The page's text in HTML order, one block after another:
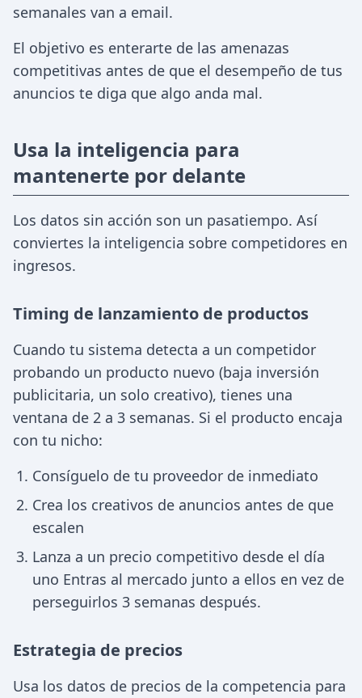
semanales van a email.
El objetivo es enterarte de las amenazas
competitivas antes de que el desempeño de tus
anuncios te diga que algo anda mal.
Usa la inteligencia para
mantenerte por delante
Los datos sin acción son un pasatiempo. Así
conviertes la inteligencia sobre competidores en
ingresos.
Timing de lanzamiento de productos
Cuando tu sistema detecta a un competidor
probando un producto nuevo (baja inversión
publicitaria, un solo creativo), tienes una
ventana de 2 a 3 semanas. Si el producto encaja
con tu nicho:
Consíguelo de tu proveedor de inmediato
Crea los creativos de anuncios antes de que
escalen
Lanza a un precio competitivo desde el día
uno Entras al mercado junto a ellos en vez de
perseguirlos 3 semanas después.
Estrategia de precios
Usa los datos de precios de la competencia para